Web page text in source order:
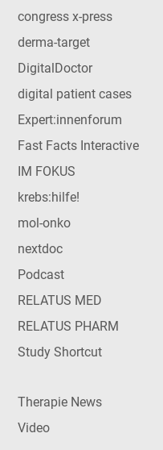
congress x-press
derma-target
DigitalDoctor
digital patient cases
Expert:innenforum
Fast Facts Interactive
IM FOKUS
krebs:hilfe!
mol-onko
nextdoc
Podcast
RELATUS MED
RELATUS PHARM
Study Shortcut
Therapie News
Video